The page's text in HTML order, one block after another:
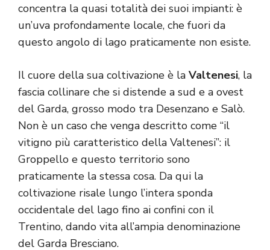
concentra la quasi totalità dei suoi impianti: è
un’uva profondamente locale, che fuori da
questo angolo di lago praticamente non esiste.
Il cuore della sua coltivazione è la Valtenesi, la
fascia collinare che si distende a sud e a ovest
del Garda, grosso modo tra Desenzano e Salò.
Non è un caso che venga descritto come “il
vitigno più caratteristico della Valtenesi”: il
Groppello e questo territorio sono
praticamente la stessa cosa. Da qui la
coltivazione risale lungo l’intera sponda
occidentale del lago fino ai confini con il
Trentino, dando vita all’ampia denominazione
del Garda Bresciano.